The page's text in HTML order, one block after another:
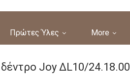
Πρώτες Ύλες More
δέντρο Joy ΔL10/24.18.00